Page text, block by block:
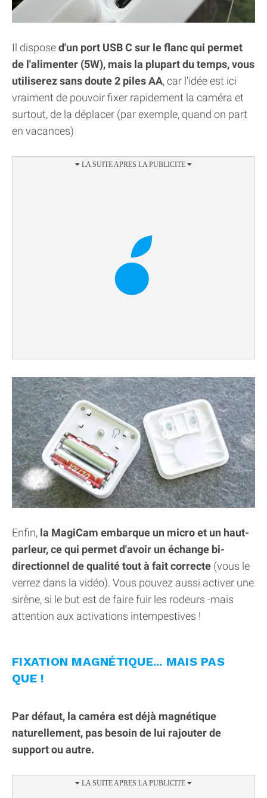
Il disposed'un port USB C sur le flanc qui permet
de l'alimenter (5W), mais la plupart du temps, vous
utiliserez sans doute 2 piles AA, car l'idée est ici
vraiment de pouvoir fixer rapidement la caméra et
surtout, de la déplacer (par exemple, quand on part
en vacances)
Enfin, la MagiCam embarque un micro et un haut-
parleur, ce qui permet d'avoir un échange bi-
directionnel de qualité tout à fait correcte (vous le
verrez dans la vidéo). Vous pouvez aussi activer une
sirène, si le but est de faire fuir les rodeurs -mais
attention aux activations intempestives !
FIXATION MAGNÉTIQUE... MAIS PAS
QUE !
Par défaut, la caméra est déjà magnétique
naturellement, pas besoin de lui rajouter de
support ou autre.